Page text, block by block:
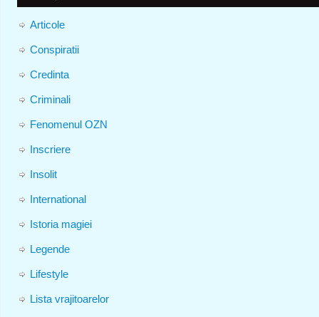
Articole
Conspiratii
Credinta
Criminali
Fenomenul OZN
Inscriere
Insolit
International
Istoria magiei
Legende
Lifestyle
Lista vrajitoarelor